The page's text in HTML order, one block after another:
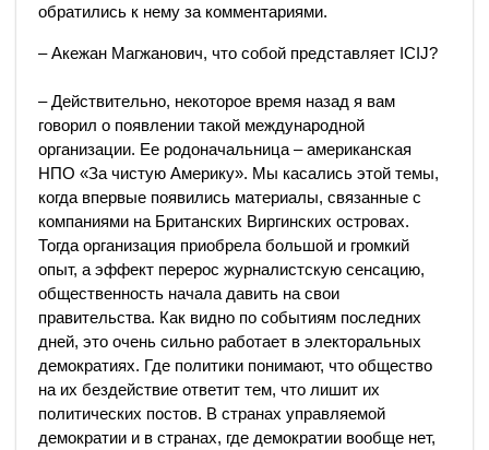
обратились к нему за комментариями.
– Акежан Магжанович, что собой представляет ICIJ?
– Действительно, некоторое время назад я вам
говорил о появлении такой международной
организации. Ее родоначальница – американская
НПО «За чистую Америку». Мы касались этой темы,
когда впервые появились материалы, связанные с
компаниями на Британских Виргинских островах.
Тогда организация приобрела большой и громкий
опыт, а эффект перерос журналистскую сенсацию,
общественность начала давить на свои
правительства. Как видно по событиям последних
дней, это очень сильно работает в электоральных
демократиях. Где политики понимают, что общество
на их бездействие ответит тем, что лишит их
политических постов. В странах управляемой
демократии и в странах, где демократии вообще нет,